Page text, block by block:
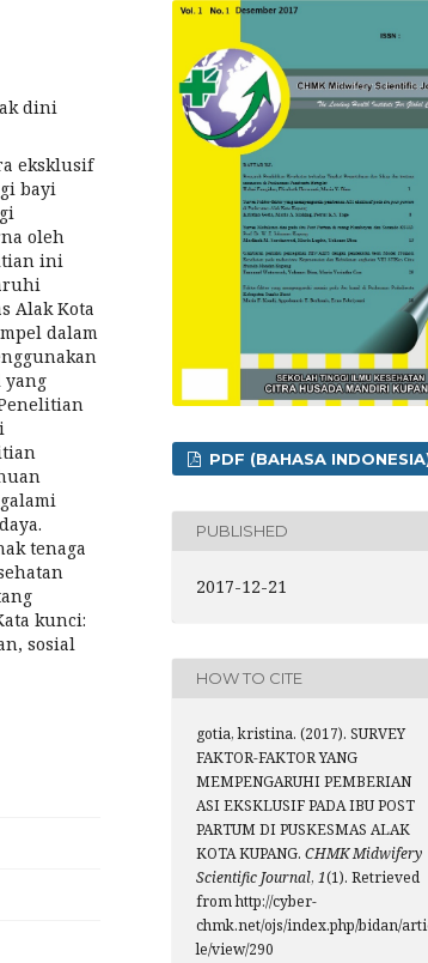
dini
eksklusif
bayi
oleh
ini
Alak Kota
dalam
yang
tenaga
kunci:
sosial
PDF (BAHASA
PUBLISHED
2017-12-21
HOW TO CITE
gotia, kristina. (2017). SURVEY
FAKTOR-FAKTOR YANG
MEMPENGARUHI PEMBERIAN
ASI EKSKLUSIF PADA IBU POST
PARTUM DI PUSKESMAS ALAK
KOTA KUPANG. CHMK Midwifery
Scientific Journal, 1(1). Retrieved
from http://cyber-
chmk.net/ojs/index.php/bidan/
le/view/290